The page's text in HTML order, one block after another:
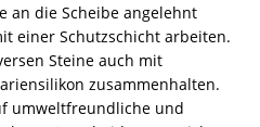
an die Scheibe angelehnt
einer Schutzschicht arbeiten.
Steine auch mit
zusammenhalten.
umweltfreundliche und